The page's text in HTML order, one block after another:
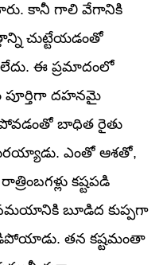
కానీ గాలి వేగానికి
చుట్టేయడంతో
ఈ ప్రమాదంలో
పూర్తిగా దహనమై
బాధిత రైతు
ఎంతో ఆశతో,
కష్టపడి
బూడిద కుప్పగా
తన కష్టమంతా